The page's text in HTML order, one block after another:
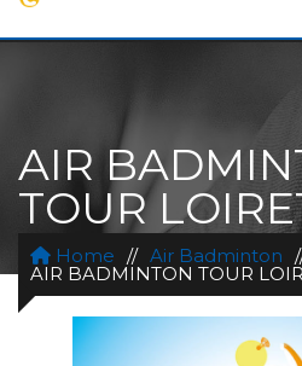
AIR
TOUR
Home // Air Badminton
AIR BADMINTON TOUR